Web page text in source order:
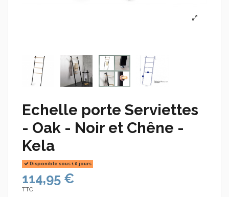
Echelle porte Serviettes
- Oak - Noir et Chêne -
Kela
Disponible sous 10 jours
114,95 €
TTC